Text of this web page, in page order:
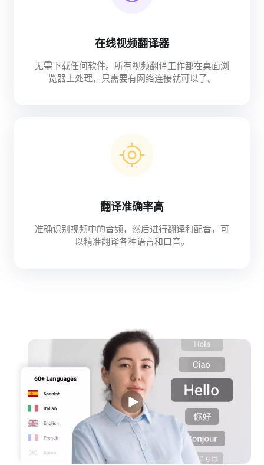
在线视频翻译器
无需下载任何软件。所有视频翻译工作都在桌面浏
览器上处理，只需要有网络连接就可以了。
翻译准确率高
准确识别视频中的音频，然后进行翻译和配音，可
以精准翻译各种语言和口音。